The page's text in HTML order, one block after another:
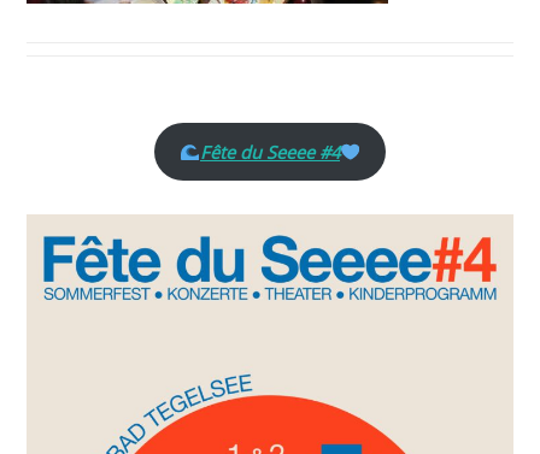
Fête du Seeee #4